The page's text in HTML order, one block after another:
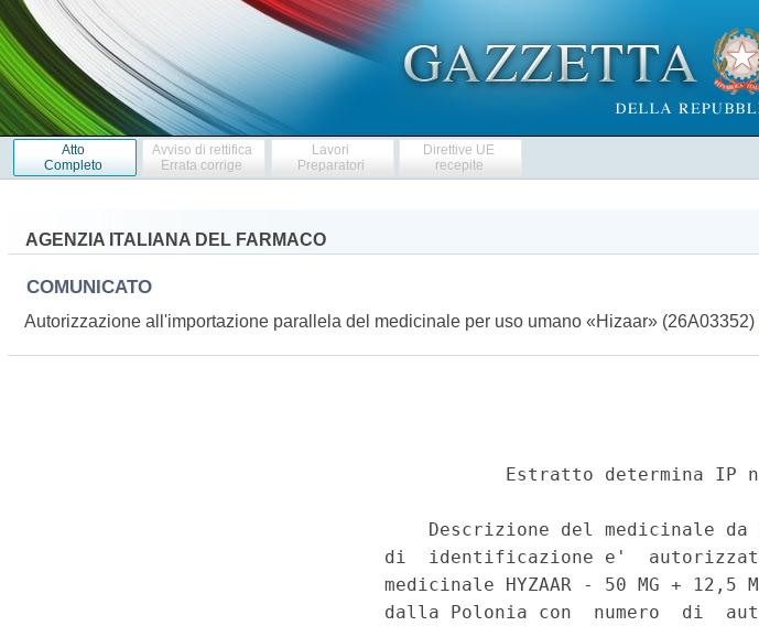
Atto
Completo
Avviso di rettifica
Errata corrige
Lavori
Preparatori
Direttive UE
recepite
AGENZIA ITALIANA DEL FARMACO
COMUNICATO
Autorizzazione all'importazione parallela del medicinale per uso umano «Hizaar» (26A03352)